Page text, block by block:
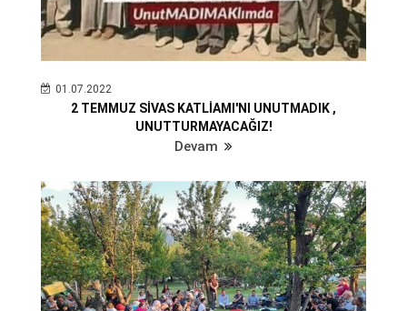
01.07.2022
2 TEMMUZ SİVAS KATLİAMI'NI UNUTMADIK ,
UNUTTURMAYACAĞIZ!
Devam